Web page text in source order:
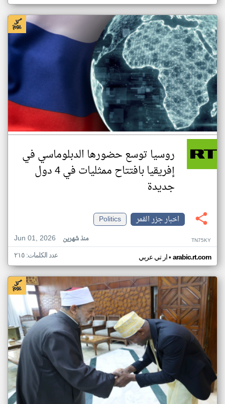
روسيا توسع حضورها الدبلوماسي في
إفريقيا بافتتاح ممثليات في 4 دول
جديدة
اخبار جزر القمر
Politics
Jun 01, 2026
منذ شهرين TN75KY
ار تي عربي• arabic.rt.com عدد الكلمات: ٢١٥